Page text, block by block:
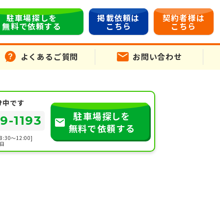
駐車場探しを
無料で依頼する
掲載依頼は
こちら
契約者様は
こちら
よくあるご質問 お問い合わせ
中です
1193
～12:00]
駐車場探しを
無料で依頼する